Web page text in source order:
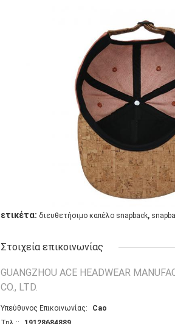
ετικέτα: διευθετήσιμο καπέλο snapback,
Στοιχεία επικοινωνίας
GUANGZHOU ACE HEADWEAR
CO., LTD.
Υπεύθυνος Επικοινωνίας:
Cao